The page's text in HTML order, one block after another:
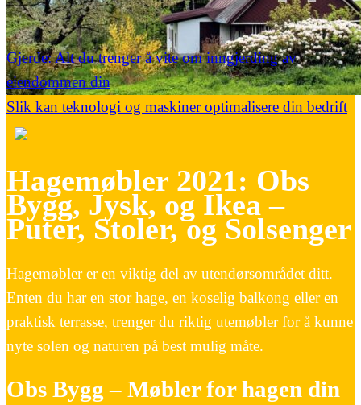
Gjerde: Alt du trenger å vite om inngjerding av
eiendommen din
Slik kan teknologi og maskiner optimalisere din bedrift
Hagemøbler 2021: Obs
Bygg, Jysk, og Ikea –
Puter, Stoler, og Solsenger
Hagemøbler er en viktig del av utendørsområdet ditt.
Enten du har en stor hage, en koselig balkong eller en
praktisk terrasse, trenger du riktig utemøbler for å kunne
nyte solen og naturen på best mulig måte.
Obs Bygg – Møbler for hagen din